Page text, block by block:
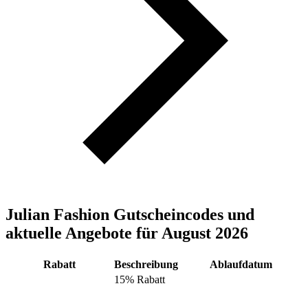
Julian Fashion Gutscheincodes und
aktuelle Angebote für August 2026
Rabatt Beschreibung Ablaufdatum
15% Rabatt